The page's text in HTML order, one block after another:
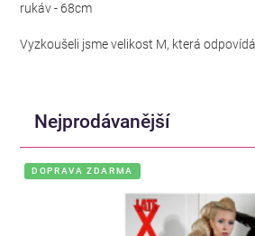
rukáv - 68cm
Vyzkoušeli jsme velikost M, která
Nejprodávanější
DOPRAVA ZDARMA